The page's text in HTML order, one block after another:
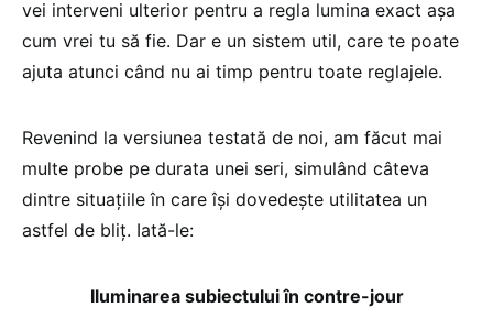
vei interveni ulterior pentru a regla lumina exact așa
cum vrei tu să fie. Dar e un sistem util, care te poate
ajuta atunci când nu ai timp pentru toate reglajele.
Revenind la versiunea testată de noi, am făcut mai
multe probe pe durata unei seri, simulând câteva
dintre situațiile în care își dovedește utilitatea un
astfel de bliț. Iată-le:
Iluminarea subiectului în contre-jour